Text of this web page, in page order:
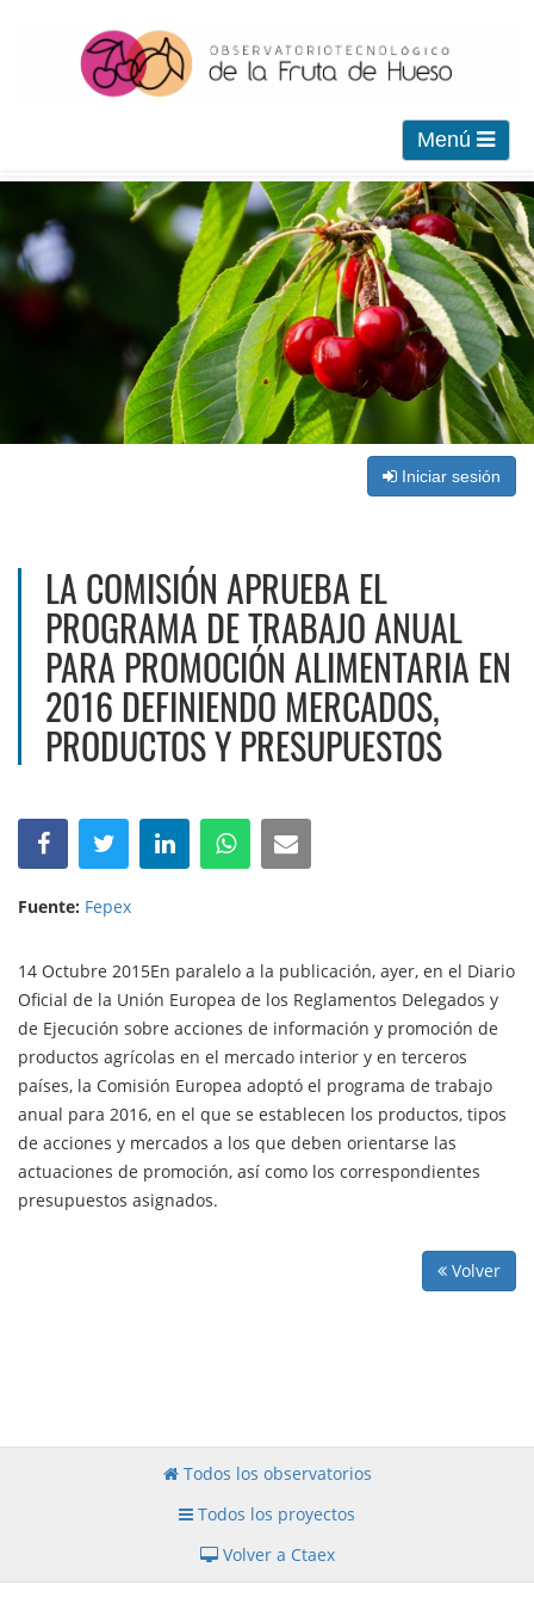
Menú
Iniciar sesión
LA COMISIÓN APRUEBA EL
PROGRAMA DE TRABAJO ANUAL
PARA PROMOCIÓN ALIMENTARIA EN
2016 DEFINIENDO MERCADOS,
PRODUCTOS Y PRESUPUESTOS
Fuente: Fepex
14 Octubre 2015En paralelo a la publicación, ayer, en el Diario
Oficial de la Unión Europea de los Reglamentos Delegados y
de Ejecución sobre acciones de información y promoción de
productos agrícolas en el mercado interior y en terceros
países, la Comisión Europea adoptó el programa de trabajo
anual para 2016, en el que se establecen los productos, tipos
de acciones y mercados a los que deben orientarse las
actuaciones de promoción, así como los correspondientes
presupuestos asignados.
Volver
Todos los observatorios
Todos los proyectos
Volver a Ctaex